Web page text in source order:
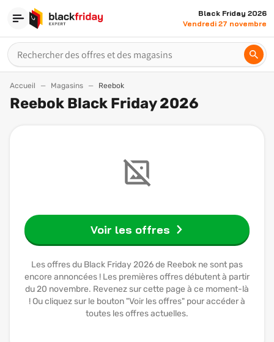
Black Friday 2026
Vendredi 27 novembre
Accueil Magasins Reebok
Reebok Black Friday 2026
Voir les offres
Les offres du Black Friday 2026 de Reebok ne sont pas
encore annoncées ! Les premières offres débutent à partir
du 20 novembre. Revenez sur cette page à ce moment-là
! Ou cliquez sur le bouton "Voir les offres" pour accéder à
toutes les offres actuelles.